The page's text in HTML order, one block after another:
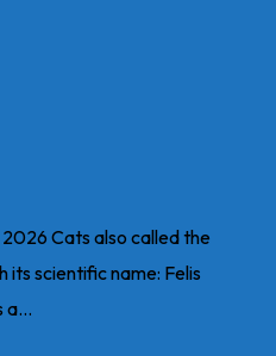
Cats also called the
scientific name: Felis
a...